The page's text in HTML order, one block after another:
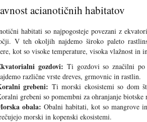
acianotičnih habitatov
habitati so najpogosteje povezani z
V teh okoljih najdemo široko paleto
kot so visoke temperature, visoka vlažnost in
gozdovi: Ti gozdovi so značilni
različne vrste dreves, grmovnic in rastlin.
grebeni: Ti morski ekosistemi so dom
grebeni so pomembni za ohranjanje biotske
obala: Obalni habitati, kot so mangrove
morski in kopenski ekosistemi.